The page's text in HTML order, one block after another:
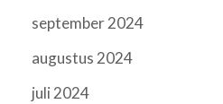
september 2024
augustus 2024
juli 2024